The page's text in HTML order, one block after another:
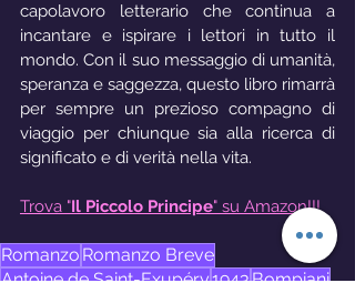
capolavoro letterario che continua a
incantare e ispirare i lettori in tutto il
mondo. Con il suo messaggio di umanità,
speranza e saggezza, questo libro rimarrà
per sempre un prezioso compagno di
viaggio per chiunque sia alla ricerca di
significato e di verità nella vita.
Trova "Il Piccolo Principe" su Amazon!!!
Romanzo Romanzo Breve